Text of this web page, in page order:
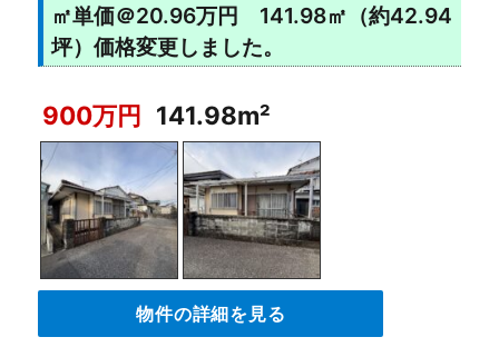
㎡単価＠20.96万円 141.98㎡（約42.94
坪）価格変更しました。
900万円 141.98m²
物件の詳細を見る